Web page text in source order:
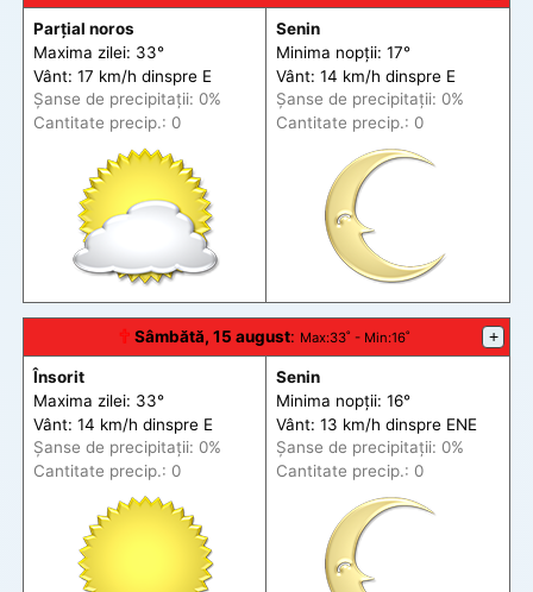
Parțial noros
Maxima zilei: 33°
Vânt: 17 km/h dinspre E
Șanse de precipitații: 0%
Cantitate precip.: 0
Senin
Minima nopții: 17°
Vânt: 14 km/h dinspre E
Șanse de precipitații: 0%
Cantitate precip.: 0
🕆 Sâmbătă, 15 august: Max:33˚ - Min:16˚ +
Însorit
Maxima zilei: 33°
Vânt: 14 km/h dinspre E
Șanse de precipitații: 0%
Cantitate precip.: 0
Senin
Minima nopții: 16°
Vânt: 13 km/h dinspre ENE
Șanse de precipitații: 0%
Cantitate precip.: 0